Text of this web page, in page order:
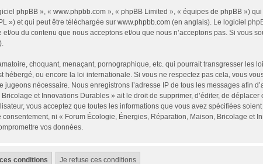
phpBB », « www.phpbb.com », « phpBB Limited », « équipes de phpBB »)
») et qui peut être téléchargée sur www.phpbb.com (en anglais). Le logiciel
ou du contenu que nous acceptons et/ou que nous n’acceptons pas. Si vous
choquant, menaçant, pornographique, etc. qui pourrait transgresser les
ou encore la loi internationale. Si vous ne respectez pas cela, vous
nécessaire. Nous enregistrons l’adresse IP de tous les messages afin
et Innovations Durables » ait le droit de supprimer, d’éditer, de déplacer
vous acceptez que toutes les informations que vous avez spécifiées
ni « Forum Écologie, Énergies, Réparation, Maison, Bricolage et
vos données.